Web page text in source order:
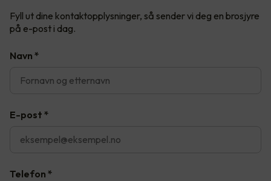
Fyll ut dine kontaktopplysninger, så sender vi deg en brosjyre
på e-post i dag.
Navn *
E-post *
Telefon *